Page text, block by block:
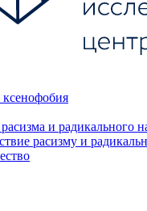
и радикального
расизму и